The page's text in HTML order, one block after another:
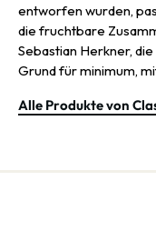
entworfen wurden,
die fruchtbare
Sebastian Herkner,
Grund für minimum,
Alle Produkte von